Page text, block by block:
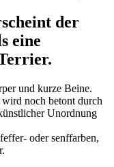
der
eine
und kurze Beine.
noch betont durch
Unordnung
oder senffarben,